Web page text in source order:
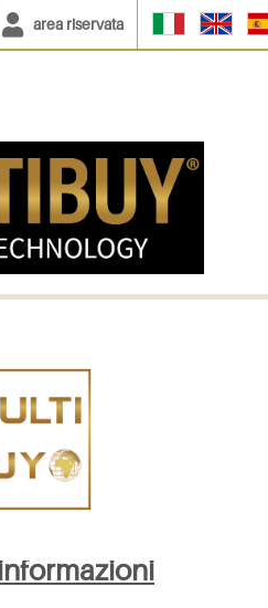
area riservata